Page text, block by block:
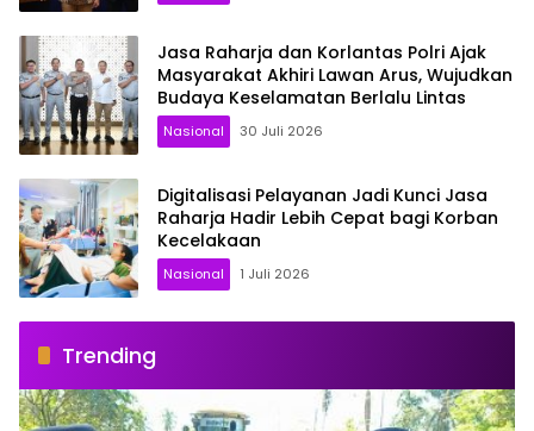
Jasa Raharja dan Korlantas Polri Ajak
Masyarakat Akhiri Lawan Arus, Wujudkan
Budaya Keselamatan Berlalu Lintas
Nasional 30 Juli 2026
Digitalisasi Pelayanan Jadi Kunci Jasa
Raharja Hadir Lebih Cepat bagi Korban
Kecelakaan
Nasional 1 Juli 2026
Trending